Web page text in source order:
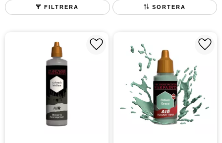
FILTRERA SORTERA
Lägg till i favoriter